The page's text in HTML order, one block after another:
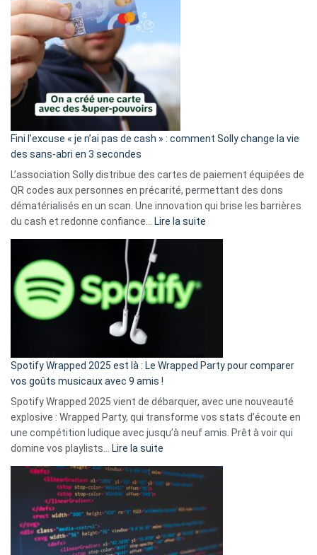
Fini l’excuse « je n’ai pas de cash » : comment Solly change la vie
des sans-abri en 3 secondes
L’association Solly distribue des cartes de paiement équipées de
QR codes aux personnes en précarité, permettant des dons
dématérialisés en un scan. Une innovation qui brise les barrières
du cash et redonne confiance… Lire la suite
Fini
»
Solly
change
la
des
3
secondes
Spotify Wrapped 2025 est là : Le Wrapped Party pour comparer
vos goûts musicaux avec 9 amis !
Spotify Wrapped 2025 vient de débarquer, avec une nouveauté
explosive : Wrapped Party, qui transforme vos stats d’écoute en
une compétition ludique avec jusqu’à neuf amis. Prêt à voir qui
domine vos playlists… Lire la suite
Spotify
Wrapped
est
là
: